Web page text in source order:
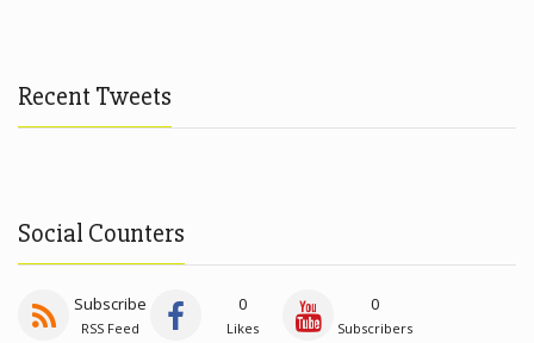
Recent Tweets
Social Counters
Subscribe
RSS Feed
0
Likes
0
Subscribers